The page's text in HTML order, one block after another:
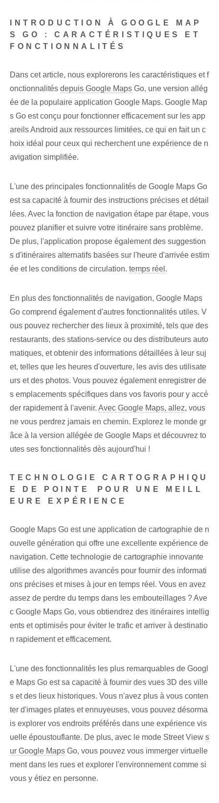
INTRODUCTION À GOOGLE MAP
S GO : CARACTÉRISTIQUES ET
FONCTIONNALITÉS
Dans cet article, nous explorerons les caractéristiques et f
onctionnalités depuis Google Maps Go, une version allég
ée de la populaire application Google Maps. Google Map
s Go est conçu pour fonctionner efficacement sur les app
areils Android aux ressources limitées, ce qui en fait un c
hoix idéal pour ceux qui recherchent une expérience de n
avigation simplifiée.
L'une des principales fonctionnalités de Google Maps Go
est sa capacité à fournir des instructions précises et détail
lées. Avec la fonction de navigation étape par étape, vous
pouvez planifier et suivre votre itinéraire sans problème.
De plus, l'application propose également des suggestion
s d'itinéraires alternatifs basées sur l'heure d'arrivée estim
ée et les conditions de circulation. temps réel .
En plus des fonctionnalités de navigation, Google Maps
Go comprend également d'autres fonctionnalités utiles. V
ous pouvez rechercher des lieux à proximité, tels que des
restaurants, des stations-service ou des distributeurs auto
matiques, et obtenir des informations détaillées à leur suj
et, telles que les heures d'ouverture, les avis des utilisate
urs et des photos. Vous pouvez également enregistrer de
s emplacements spécifiques dans vos favoris pour y accé
der rapidement à l'avenir. Avec Google Maps, allez, vous
ne vous perdrez jamais en chemin. Explorez le monde gr
âce à la version allégée de Google Maps et découvrez to
utes ses fonctionnalités dès aujourd'hui !
TECHNOLOGIE CARTOGRAPHIQU
E DE POINTE ⁢POUR UNE MEILL
EURE EXPÉRIENCE
Google‌ Maps⁣ Go est une application de cartographie⁤ de n
ouvelle génération qui offre une excellente expérience de
navigation. Cette technologie de cartographie innovante
utilise des algorithmes avancés pour fournir des informati
ons précises et mises à jour en temps réel. Vous en avez
assez de perdre du temps dans les embouteillages ? Ave
c Google Maps Go, vous obtiendrez des itinéraires intellig
ents et optimisés pour éviter le trafic et arriver à destinatio
n rapidement et efficacement.
L'une des fonctionnalités les plus remarquables de Googl
e Maps Go est sa capacité à fournir des vues 3D des ville
s et des lieux historiques. Vous n'avez plus à vous conten
ter d'images plates et ennuyeuses, vous pouvez désorma
is explorer vos endroits préférés dans une expérience vis
uelle époustouflante. De plus, avec le mode Street View⁢ s
ur Google Maps ‌Go, vous pouvez vous immerger virtuelle
ment dans les rues et explorer‌ l'environnement comme si
vous y étiez en personne.